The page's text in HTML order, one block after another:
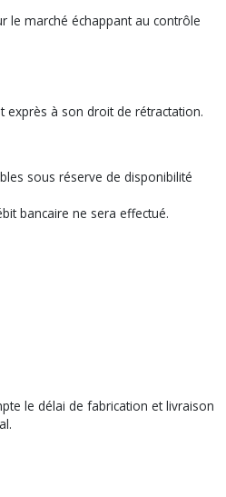
le marché échappant au contrôle
à son droit de rétractation.
sous réserve de disponibilité
bancaire ne sera effectué.
le délai de fabrication et livraison